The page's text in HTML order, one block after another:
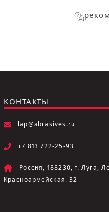
КОНТАКТЫ
lap@abrasives.ru
+7 813 722-25-93
Россия, 188230, г. Луга,
Красноармейская, 32